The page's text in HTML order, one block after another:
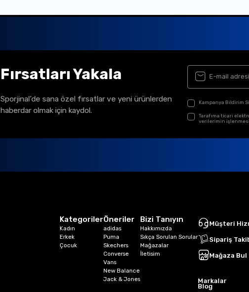
Fırsatları Yakala
Sporjinal’de sana özel fırsatlar ve yeni ürünlerden
haberdar olmak için kaydol.
Kampanya Bildirim
Tarafıma ticari
verilerimin
Kategoriler
Kadın
Erkek
Çocuk
Öneriler
adidas
Puma
Skechers
Converse
Vans
New Balance
Jack & Jones
Bizi Tanıyın
Hakkımızda
Sıkça Sorulan Sorular
Mağazalar
İletisim
Müşteri
Sipariş
Mağaza Bul
Markalar
Blog